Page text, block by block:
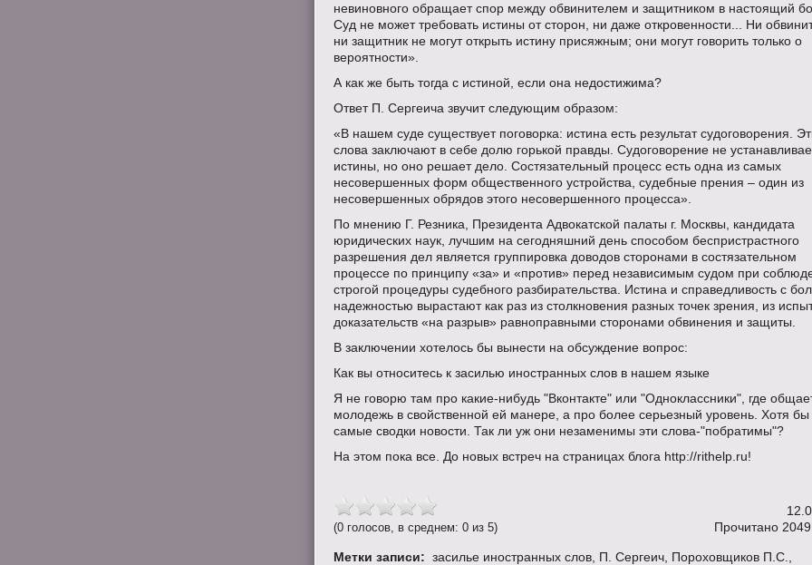
невиновного обращает спор между обвинителем и защитником в настоящий
Суд не может требовать истины от сторон, ни даже откровенности... Ни
ни защитник не могут открыть истину присяжным; они могут говорить только о
вероятности».
А как же быть тогда с истиной, если она недостижима?
Ответ П. Сергеича звучит следующим образом:
«В нашем суде существует поговорка: истина есть результат судоговорения.
слова заключают в себе долю горькой правды. Судоговорение не
истины, но оно решает дело. Состязательный процесс есть одна из самых
несовершенных форм общественного устройства, судебные прения – один из
несовершенных обрядов этого несовершенного процесса».
По мнению Г. Резника, Президента Адвокатской палаты г. Москвы, кандидата
юридических наук, лучшим на сегодняшний день способом беспристрастного
разрешения дел является группировка доводов сторонами в состязательном
процессе по принципу «за» и «против» перед независимым судом при
строгой процедуры судебного разбирательства. Истина и справедливость с
надежностью вырастают как раз из столкновения разных точек зрения, из
доказательств «на разрыв» равноправными сторонами обвинения и защиты.
В заключении хотелось бы вынести на обсуждение вопрос:
Как вы относитесь к засилью иностранных слов в нашем языке
Я не говорю там про какие-нибудь "Вконтакте" или "Одноклассники", где
молодежь в свойственной ей манере, а про более серьезный уровень. Хотя бы
самые сводки новости. Так ли уж они незаменимы эти слова-"побратимы"?
На этом пока все. До новых встреч на страницах блога http://rithelp.ru!
(0 голосов, в среднем: 0 из 5)
Прочитано
Метки записи: засилье иностранных слов П. Сергеич Пороховщиков П.С.